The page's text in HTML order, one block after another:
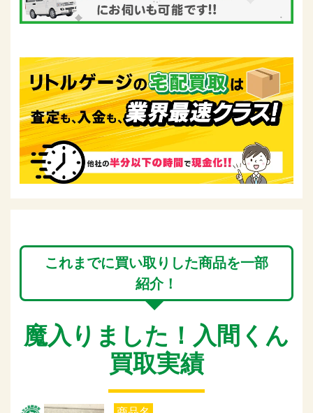
これまでに買い取りした商品を一部
紹介！
魔入りました！入間くん
買取実績